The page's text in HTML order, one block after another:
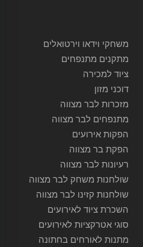
משחקי וידאו וירטואלים
מתקנים מתנפחים
ציוד למכירה
דוכני מזון
מזכרות לבר מצווה
מתנפחים לבר מצווה
הפקות אירועים
הפקת בר מצווה
רעיונות לבר מצווה
שולחנות משחק לבר מצווה
שולחנות קזינו לבר מצווה
השכרת ציוד לאירועים
סוגי אטרקציות לאירועים
מתנות לאורחים בחתונה